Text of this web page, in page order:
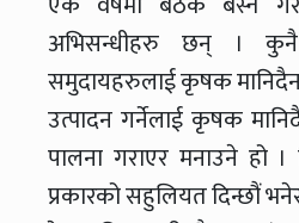
अभिसन्धीहरु छन् । कुनै
समुदायहरुलाई कृषक मानिदैन
उत्पादन गर्नेलाई कृषक
पालना गराएर मनाउने हो ।
प्रकारको सहुलियत दिन्छौं